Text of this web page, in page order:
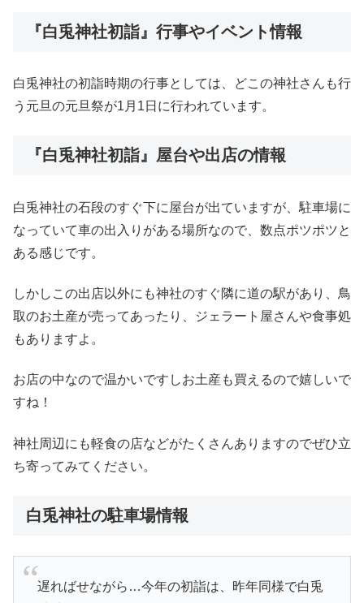
『白兎神社初詣』行事やイベント情報
白兎神社の初詣時期の行事としては、どこの神社さんも行
う元旦の元旦祭が1月1日に行われています。
『白兎神社初詣』屋台や出店の情報
白兎神社の石段のすぐ下に屋台が出ていますが、駐車場に
なっていて車の出入りがある場所なので、数点ポツポツと
ある感じです。
しかしこの出店以外にも神社のすぐ隣に道の駅があり、鳥
取のお土産が売ってあったり、ジェラート屋さんや食事処
もありますよ。
お店の中なので温かいですしお土産も買えるので嬉しいで
すね！
神社周辺にも軽食の店などがたくさんありますのでぜひ立
ち寄ってみてください。
白兎神社の駐車場情報
遅ればせながら…今年の初詣は、昨年同様で白兎